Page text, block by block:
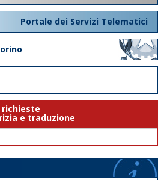
Portale dei Servizi Telematici
richieste
e traduzione